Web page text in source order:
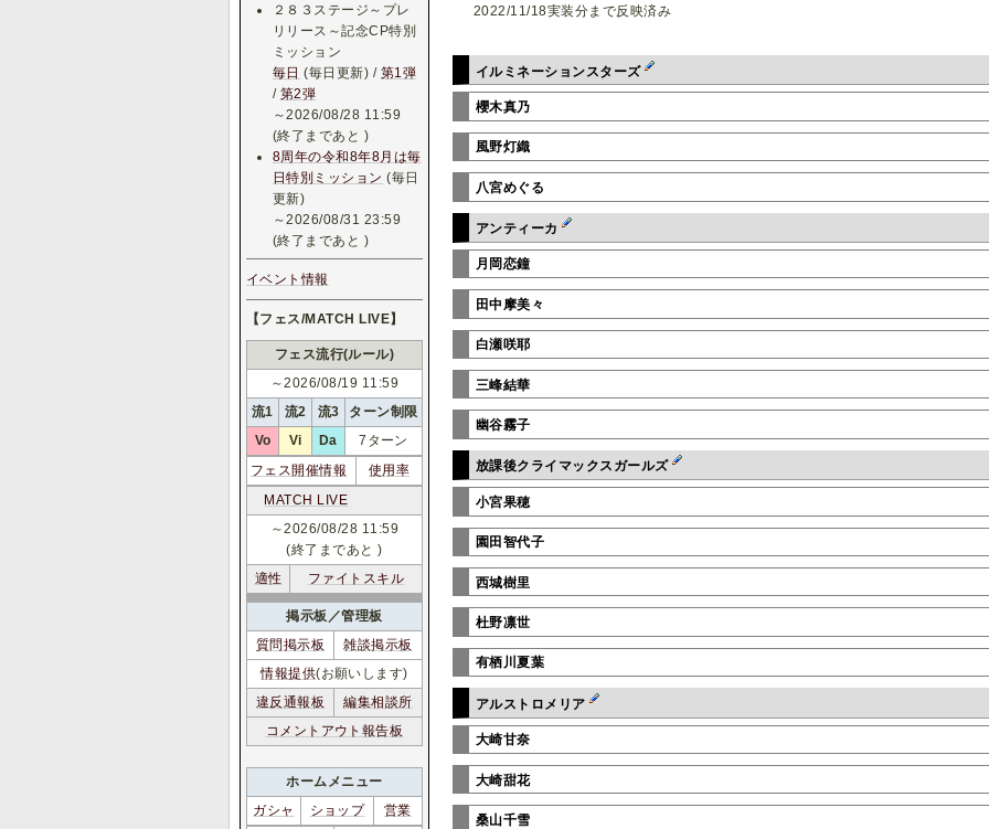
2022/11/18実装分まで反映済み
イルミネーションスターズ
櫻木真乃
風野灯織
八宮めぐる
アンティーカ
月岡恋鐘
田中摩美々
白瀬咲耶
三峰結華
幽谷霧子
放課後クライマックスガールズ
小宮果穂
園田智代子
西城樹里
杜野凛世
有栖川夏葉
アルストロメリア
大崎甘奈
大崎甜花
桑山千雪
２８３ステージ～プレ
リリース～記念CP特別
ミッション
毎日 (毎日更新) / 第1弾
/ 第2弾
～2026/08/28 11:59
(終了まであと )
8周年の令和8年8月は毎
日特別ミッション (毎日
更新)
～2026/08/31 23:59
(終了まであと )
イベント情報
【フェス/MATCH LIVE】
フェス流行(ルール)
～2026/08/19 11:59
流1
流2 流3
ターン制限
Vo
Vi Da
7ターン
フェス開催情報
使用率
MATCH LIVE
適性 ファイトスキル
～2026/08/28 11:59
(終了まであと)
違反通報板
編集相談所
コメントアウト報告板
掲示板／管理板
質問掲示板
雑談掲示板
情報提供(お願いします)
ホームメニュー
ガシャ
ショップ
営業